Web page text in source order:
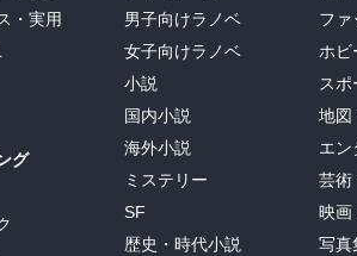
・実用
グ
男子向けラノベ
女子向けラノベ
小説
国内小説
海外小説
ミステリー
SF
歴史・時代小説
ファ
ホビ
スポ
地図
エン
芸術
映画
写真